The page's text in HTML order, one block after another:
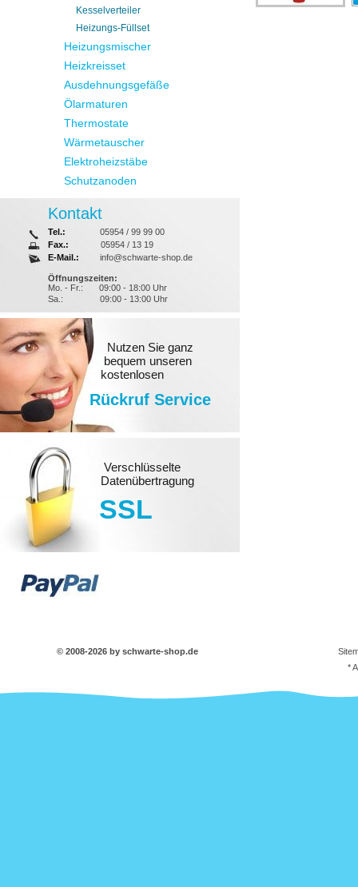
Kesselverteiler
Heizungs-Füllset
Heizungsmischer
Heizkreisset
Ausdehnungsgefäße
Ölarmaturen
Thermostate
Wärmetauscher
Elektroheizstäbe
Schutzanoden
Kontakt
Tel.:
05954 / 99 99 00
Fax.:
05954 / 13 19
E-Mail.:
info@schwarte-shop.de
Öffnungszeiten:
Mo. - Fr.:
09:00 - 18:00 Uhr
Sa.:
09:00 - 13:00 Uhr
Nutzen Sie ganz
bequem unseren
kostenlosen
Rückruf Service
Verschlüsselte
Datenübertragung
SSL
© 2008-2026 by schwarte-shop.de
*